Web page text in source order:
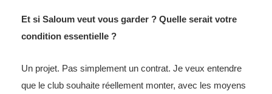
Et si Saloum veut vous garder ? Quelle serait votre
condition essentielle ?
Un projet. Pas simplement un contrat. Je veux entendre
que le club souhaite réellement monter, avec les moyens